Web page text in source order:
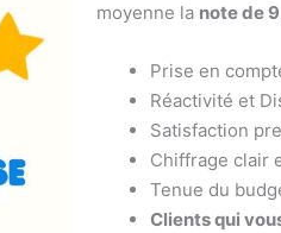
moyenne la note de
Prise en
Réactivité et
Satisfaction
Chiffrage clair
Tenue du
Clients qui